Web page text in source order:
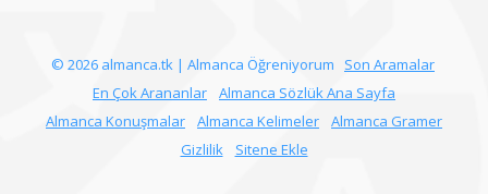
© 2026 almanca.tk | Almanca Öğreniyorum
Son Aramalar
En Çok Arananlar
Almanca Sözlük Ana Sayfa
Almanca Konuşmalar
Almanca Kelimeler
Almanca Gramer
Gizlilik
Sitene Ekle